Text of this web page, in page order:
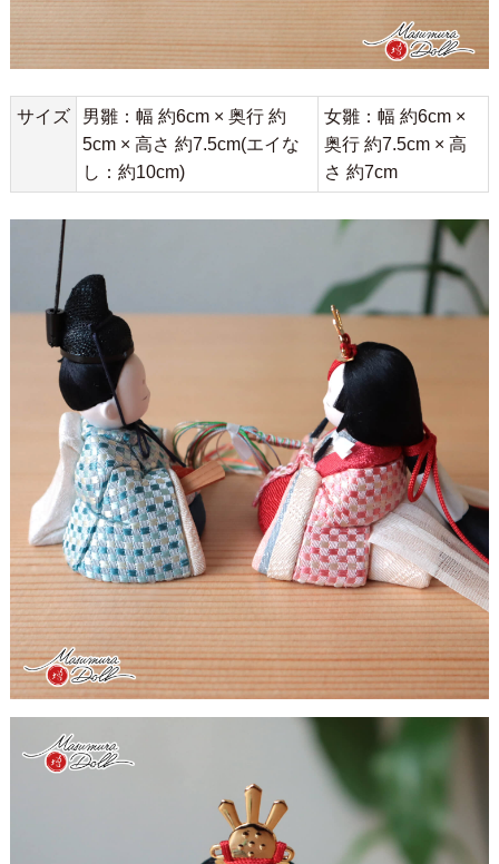
サイズ
男雛：幅 約6cm × 奥行 約
5cm × 高さ 約7.5cm(エイな
し：約10cm)
女雛：幅 約6cm ×
奥行 約7.5cm × 高
さ 約7cm